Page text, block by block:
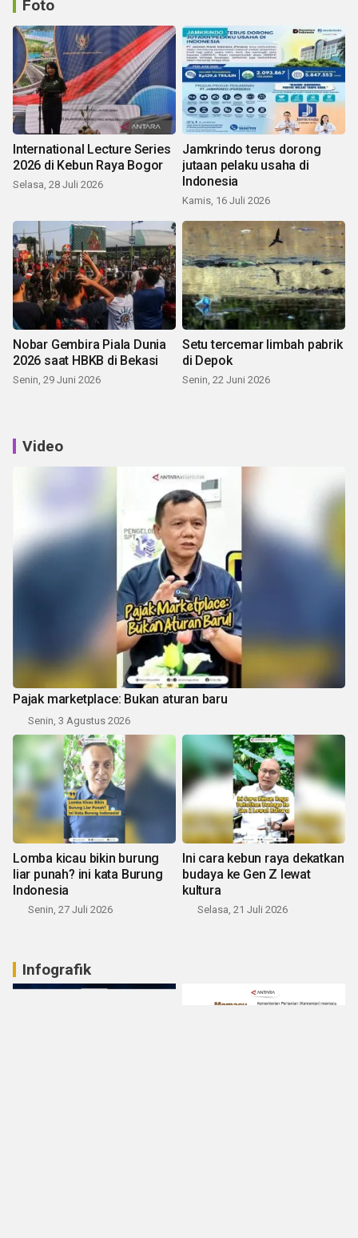
Foto
International Lecture Series
2026 di Kebun Raya Bogor
Selasa, 28 Juli 2026
Jamkrindo terus dorong
jutaan pelaku usaha di
Indonesia
Kamis, 16 Juli 2026
Nobar Gembira Piala Dunia
2026 saat HBKB di Bekasi
Senin, 29 Juni 2026
Setu tercemar limbah pabrik
di Depok
Senin, 22 Juni 2026
Video
Pajak marketplace: Bukan aturan baru
Senin, 3 Agustus 2026
Lomba kicau bikin burung
liar punah? ini kata Burung
Indonesia
Senin, 27 Juli 2026
Ini cara kebun raya dekatkan
budaya ke Gen Z lewat
kultura
Selasa, 21 Juli 2026
Infografik